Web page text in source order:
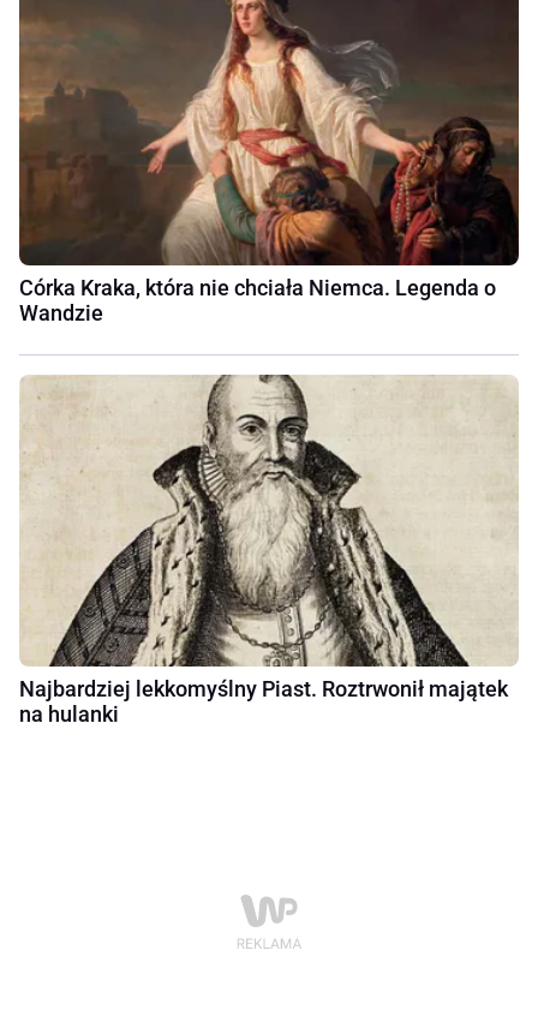
Córka Kraka, która nie chciała Niemca. Legenda o
Wandzie
Najbardziej lekkomyślny Piast. Roztrwonił majątek
na hulanki